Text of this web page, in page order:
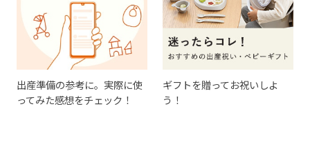
出産準備の参考に。実際に使
ってみた感想をチェック！
ギフトを贈ってお祝いしよ
う！